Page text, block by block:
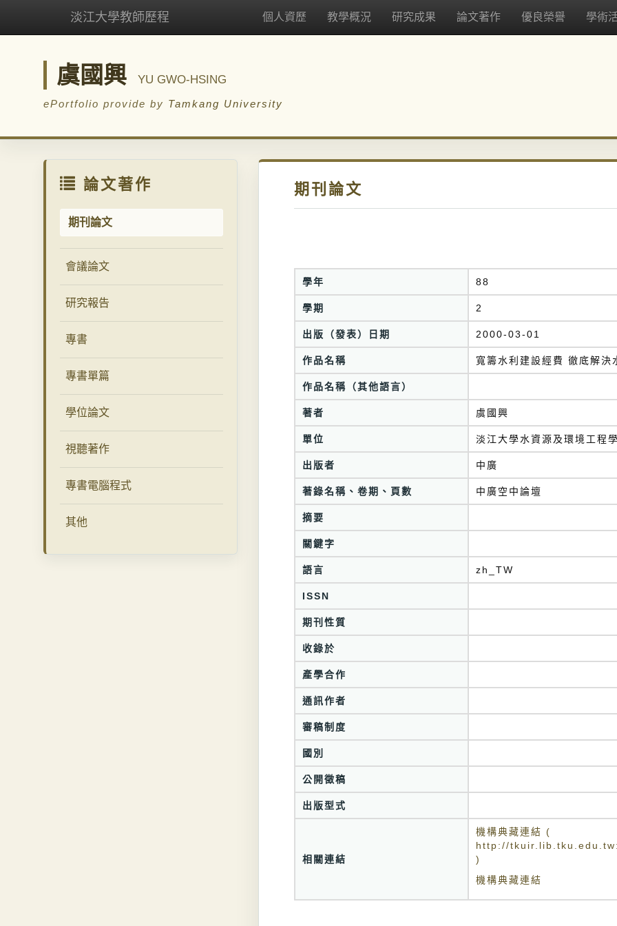
淡江大學教師歷程 個人資歷 教學概況 研究成果 論文著作 優良榮譽 學術
虞國興 YU GWO-HSING
ePortfolio provide by Tamkang University
論文著作
期刊論文
會議論文
研究報告
專書
專書單篇
學位論文
視聽著作
專書電腦程式
其他
期刊論文
學年 88
學期 2
出版（發表）日期 2000-03-01
作品名稱 寬籌水利建設經費 徹底解決
作品名稱（其他語言）
著者 虞國興
單位 淡江大學水資源及環境工程
出版者 中廣
著錄名稱、卷期、頁數 中廣空中論壇
摘要
關鍵字
語言 zh_TW
ISSN
期刊性質
收錄於
產學合作
通訊作者
審稿制度
國別
公開徵稿
出版型式
相關連結
機構典藏連結 (
http://
)
機構典藏連結